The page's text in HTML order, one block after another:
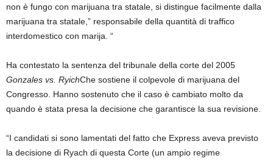
non è fungo con marijuana tra statale, si distingue facilmente dalla
marijuana tra statale,” responsabile della quantità di traffico
interdomestico con marija. “
Ha contestato la sentenza del tribunale della corte del 2005
Gonzales vs. RyichChe sostiene il colpevole di marijuana del
Congresso. Hanno sostenuto che il caso è cambiato molto da
quando è stata presa la decisione che garantisce la sua revisione.
“I candidati si sono lamentati del fatto che Express aveva previsto
la decisione di Ryach di questa Corte (un ampio regime